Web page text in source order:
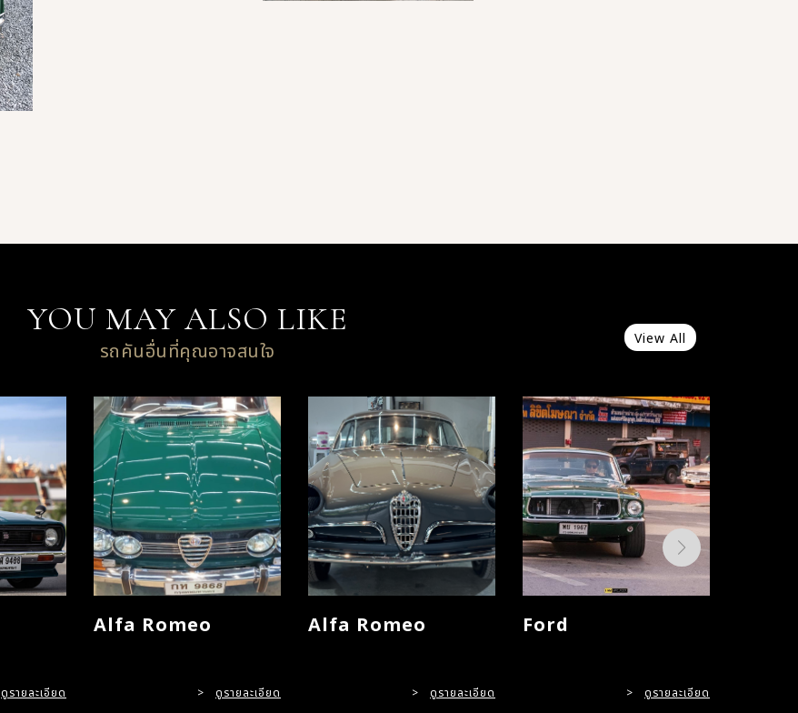
YOU MAY ALSO LIKE
รถคันอื่นที่คุณอาจสนใจ View All
ดูรายละเอียด
Alfa Romeo
> ดูรายละเอียด
Alfa Romeo
> ดูรายละเอียด
Ford
> ดูรายละเอียด